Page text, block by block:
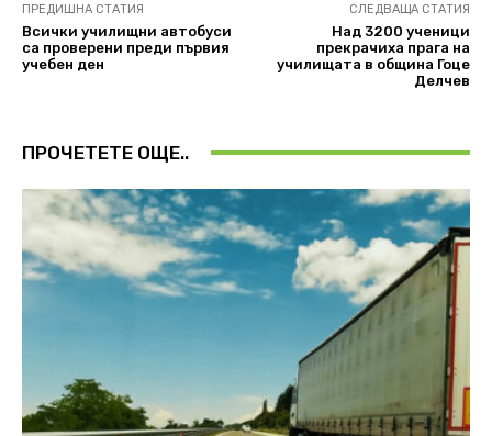
ПРЕДИШНА СТАТИЯ
Всички училищни автобуси
са проверени преди първия
учебен ден
СЛЕДВАЩА СТАТИЯ
Над 3200 ученици
прекрачиха прага на
училищата в община Гоце
Делчев
ПРОЧЕТЕТЕ ОЩЕ..